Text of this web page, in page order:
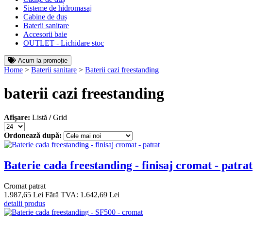
Sisteme de hidromasaj
Cabine de duș
Baterii sanitare
Accesorii baie
OUTLET - Lichidare stoc
Acum la promoție
Home > Baterii sanitare > Baterii cazi freestanding
baterii cazi freestanding
Afişare: Listă / Grid
Ordonează după:
Baterie cada freestanding - finisaj cromat - patrat
Cromat patrat
1.987,65 Lei Fără TVA: 1.642,69 Lei
detalii produs